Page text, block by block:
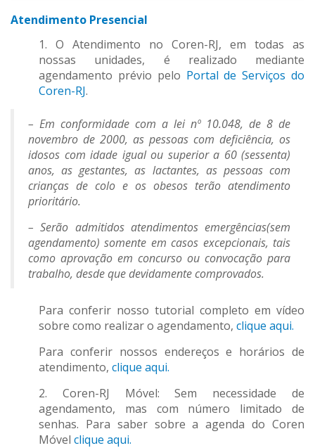
Atendimento Presencial
1. O Atendimento no Coren-RJ, em todas as
nossas unidades, é realizado mediante
agendamento prévio pelo Portal de Serviços do
Coren-RJ.
– Em conformidade com a lei nº 10.048, de 8 de
novembro de 2000, as pessoas com deficiência, os
idosos com idade igual ou superior a 60 (sessenta)
anos, as gestantes, as lactantes, as pessoas com
crianças de colo e os obesos terão atendimento
prioritário.
– Serão admitidos atendimentos emergências(sem
agendamento) somente em casos excepcionais, tais
como aprovação em concurso ou convocação para
trabalho, desde que devidamente comprovados.
Para conferir nosso tutorial completo em vídeo
sobre como realizar o agendamento, clique aqui.
Para conferir nossos endereços e horários de
atendimento, clique aqui.
2. Coren-RJ Móvel: Sem necessidade de
agendamento, mas com número limitado de
senhas. Para saber sobre a agenda do Coren
Móvel clique aqui.